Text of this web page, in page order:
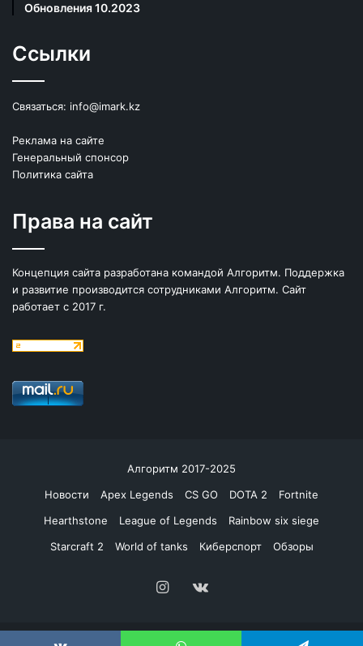
Обновления 10.2023
Ссылки
Связаться: info@imark.kz
Реклама на сайте
Генеральный спонсор
Политика сайта
Права на сайт
Концепция сайта разработана командой Алгоритм. Поддержка
и развитие производится сотрудниками Алгоритм. Сайт
работает с 2017 г.
Алгоритм 2017-2025
Новости
Apex Legends CS GO DOTA 2
Fortnite
Hearthstone
League of Legends
Rainbow six siege
Starcraft 2
World of tanks Киберспорт Обзоры
Instagram